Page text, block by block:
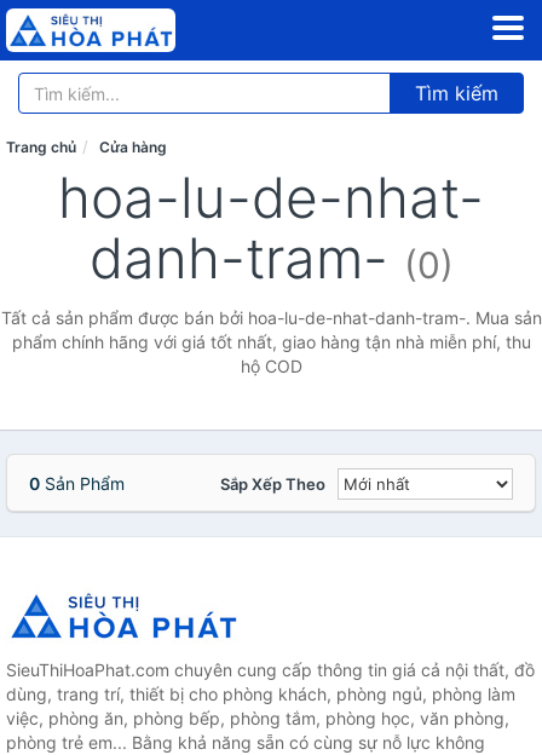
Tìm kiếm
Trang chủ Cửa hàng
hoa-lu-de-nhat-
danh-tram- (0)
Tất cả sản phẩm được bán bởi hoa-lu-de-nhat-danh-tram-. Mua sản
phẩm chính hãng với giá tốt nhất, giao hàng tận nhà miễn phí, thu
hộ COD
0 Sản Phẩm Sắp Xếp Theo
SieuThiHoaPhat.com chuyên cung cấp thông tin giá cả nội thất, đồ
dùng, trang trí, thiết bị cho phòng khách, phòng ngủ, phòng làm
việc, phòng ăn, phòng bếp, phòng tắm, phòng học, văn phòng,
phòng trẻ em... Bằng khả năng sẵn có cùng sự nỗ lực không